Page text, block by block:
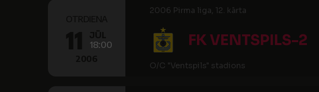
18:00
2006 Pirma liga, 12. kārta
FK VENTSPILS-2
O/C "Ventspils" stadions